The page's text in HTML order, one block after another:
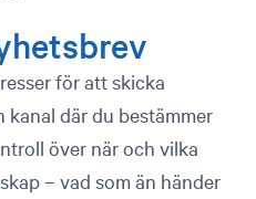
för att skicka
kanal där du bestämmer
över när och vilka
– vad som än händer